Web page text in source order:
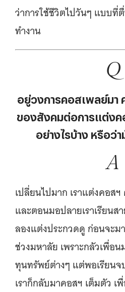
ว่าการใช้ชีวิตไปวันๆ แบบที่
ทำงาน
Q
อยู่วงการคอสเพลย์ม
ของสังคมต่อการแต่งค
อย่างไรบ้าง หรือว่
A
เปลี่ยนไปมาก เราแต่งคอส
และตอนมอปลายเราเรียน
ลองแต่งประกวดดู ก่อนจะ
ช่วงมหาลัย เพราะกลัวเพื่อ
ทุนทรัพย์ต่างๆ แต่พอเรียนจ
เราก็กลับมาคอสฯ เต็มตัว เ